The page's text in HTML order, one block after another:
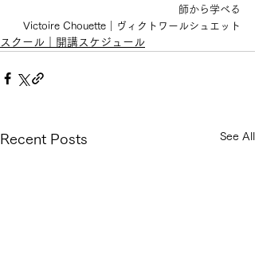
師から学べる
Victoire Chouette｜ヴィクトワールシュエット
スクール｜開講スケジュール
Recent Posts See All